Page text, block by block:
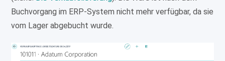
Buchvorgang im ERP-System nicht mehr verfügbar, da sie
vom Lager abgebucht wurde.